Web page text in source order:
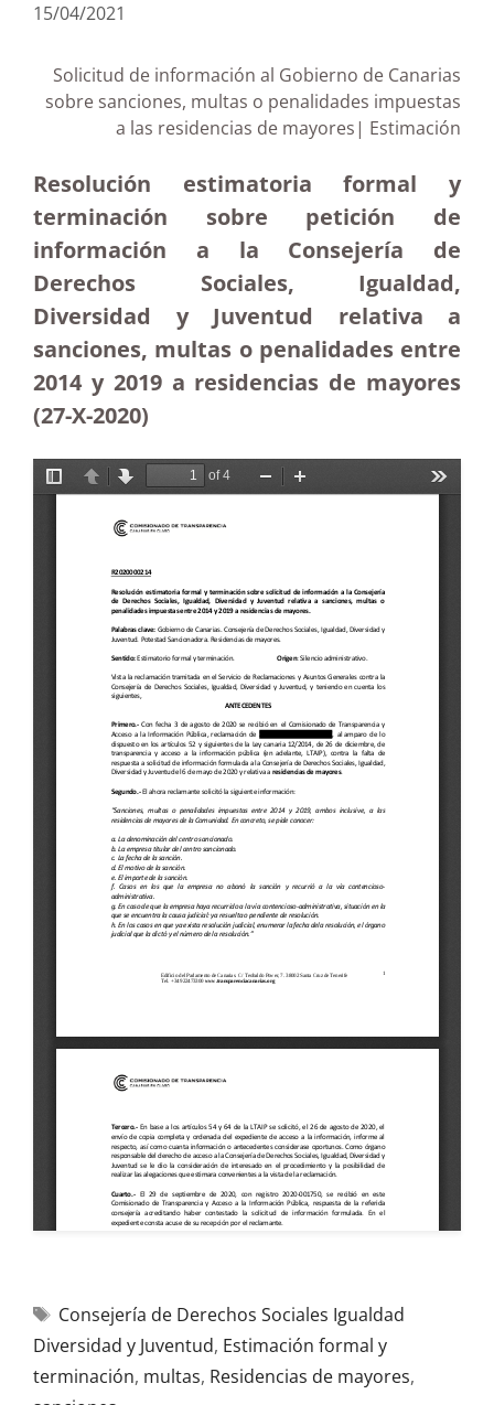
15/04/2021
Solicitud de información al Gobierno de Canarias
sobre sanciones, multas o penalidades impuestas
a las residencias de mayores| Estimación
Resolución estimatoria formal y
terminación sobre petición de
información a la Consejería de
Derechos Sociales, Igualdad,
Diversidad y Juventud relativa a
sanciones, multas o penalidades entre
2014 y 2019 a residencias de mayores
(27-X-2020)
Consejería de Derechos Sociales Igualdad
Diversidad y Juventud, Estimación formal y
terminación, multas, Residencias de mayores,